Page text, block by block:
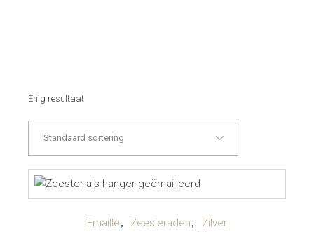
Enig resultaat
LEES VERDER
Emaille Zeesieraden Zilver